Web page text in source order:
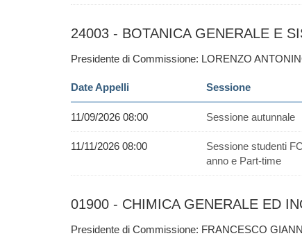
24003 - BOTANICA GENERALE E
Presidente di Commissione: LORENZO
Date Appelli Sessione
11/09/2026 08:00 Sessione autunnale
11/11/2026 08:00
Sessione studenti
anno e Part-time
01900 - CHIMICA GENERALE ED
Presidente di Commissione: FRANCESCO